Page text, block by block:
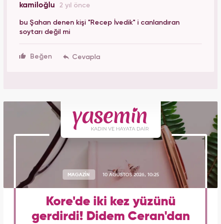
kamiloğlu 2 yıl önce
bu Şahan denen kişi "Recep İvedik" i canlandıran
soytarı değil mi
Beğen
MAGAZİN 10 AĞUSTOS 2026, 10:25
Kore'de iki kez yüzünü
gerdirdi! Didem Ceran'dan